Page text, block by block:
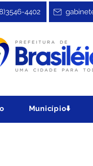
4402
Município⬇️